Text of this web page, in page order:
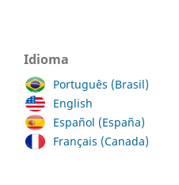
Idioma
Português (Brasil)
English
Español (España)
Français (Canada)